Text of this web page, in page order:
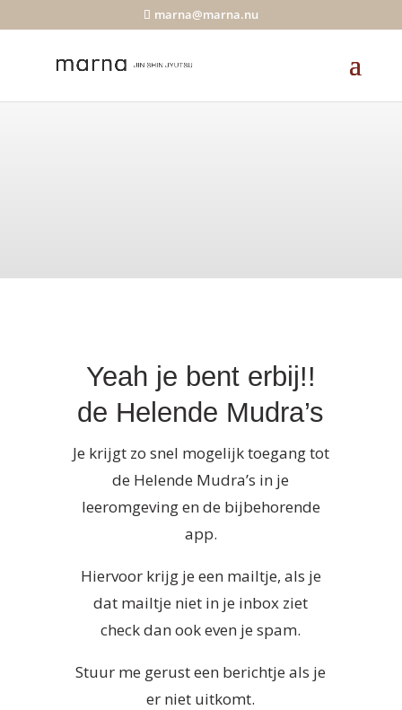
marna@marna.nu
Yeah je bent erbij!!
de Helende Mudra’s
Je krijgt zo snel mogelijk toegang tot
de Helende Mudra’s in je
leeromgeving en de bijbehorende
app.
Hiervoor krijg je een mailtje, als je
dat mailtje niet in je inbox ziet
check dan ook even je spam.
Stuur me gerust een berichtje als je
er niet uitkomt.